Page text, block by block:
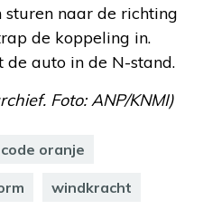
naar de richting
de koppeling in.
auto in de N-stand.
Foto: ANP/KNMI)
code oranje
windkracht